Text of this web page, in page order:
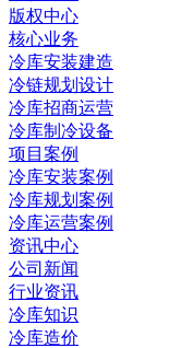
版权中心
核心业务
冷库安装建造
冷链规划设计
冷库招商运营
冷库制冷设备
项目案例
冷库安装案例
冷库规划案例
冷库运营案例
资讯中心
公司新闻
行业资讯
冷库知识
冷库造价